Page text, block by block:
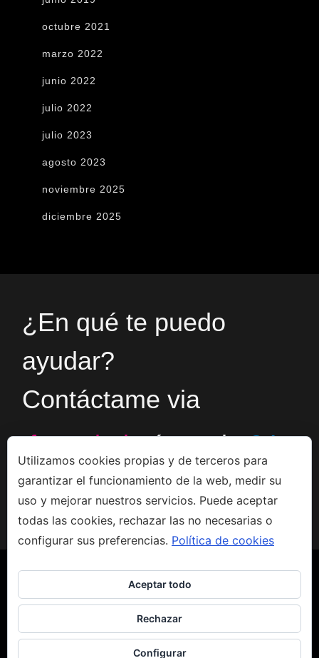
octubre 2021
marzo 2022
junio 2022
julio 2022
julio 2023
agosto 2023
noviembre 2025
diciembre 2025
¿En qué te puedo
ayudar?
Contáctame via
formularioó en el+34
666533308
Copyright 2023 - Jacco van den Hoek - ArteAviso legal-Privacidad-
Utilizamos cookies propias y de terceros para
garantizar el funcionamiento de la web, medir su
uso y mejorar nuestros servicios. Puede aceptar
todas las cookies, rechazar las no necesarias o
configurar sus preferencias. Política de cookies
Aceptar todo
Rechazar
Configurar